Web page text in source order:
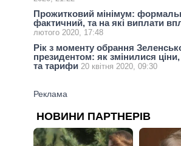
Прожитковий мінімум:
фактичний, та на які виплати
лютого 2020, 17:48
Рік з моменту обрання
президентом: як змінилися
та тарифи 20 квітня 2020, 09:30